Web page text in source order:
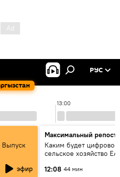
РУС
13:00
Выпуск
эфир
Максимальный репост
Каким будет цифровое
сельское хозяйство
12:08 44 мин